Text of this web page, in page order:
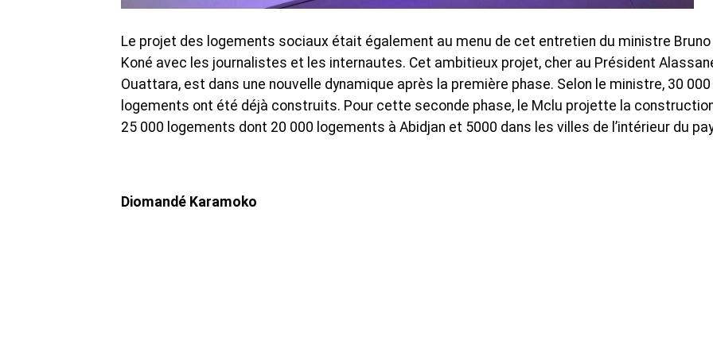
Le projet des logements sociaux était également au menu de cet entretien du ministre Bruno
Koné avec les journalistes et les internautes. Cet ambitieux projet, cher au Président
Ouattara, est dans une nouvelle dynamique après la première phase. Selon le ministre, 30 000
logements ont été déjà construits. Pour cette seconde phase, le Mclu projette la
25 000 logements dont 20 000 logements à Abidjan et 5000 dans les villes de l’intérieur du
Diomandé Karamoko